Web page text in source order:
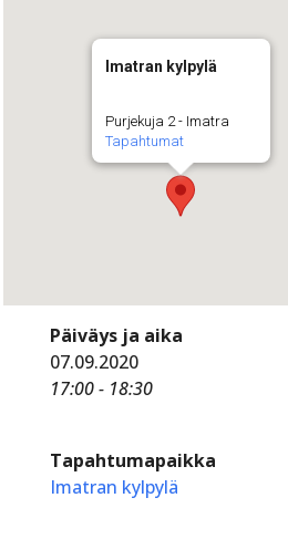
Imatran kylpylä
Purjekuja 2 - Imatra
Tapahtumat
Päiväys ja aika
07.09.2020
17:00 - 18:30
Tapahtumapaikka
Imatran kylpylä